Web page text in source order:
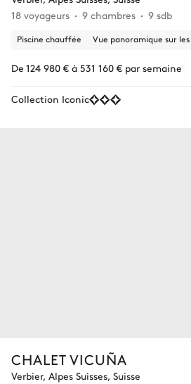
18 voyageurs
9 chambres 9 sdb
Piscine chauffée
De 124 980 € à 531 160 € par semaine
Collection Iconic
CHALET VICUÑA
Verbier, Alpes Suisses, Suisse